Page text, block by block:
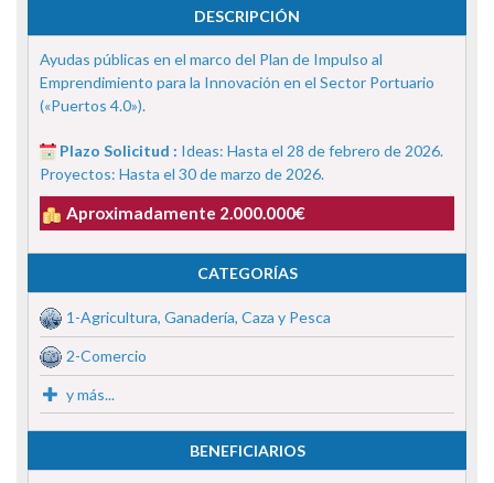
DESCRIPCIÓN
Ayudas públicas en el marco del Plan de Impulso al
Emprendimiento para la Innovación en el Sector Portuario
(«Puertos 4.0»).
Plazo Solicitud : Ideas: Hasta el 28 de febrero de 2026.
Proyectos: Hasta el 30 de marzo de 2026.
Aproximadamente 2.000.000€
CATEGORÍAS
1-Agricultura, Ganadería, Caza y Pesca
2-Comercio
y más...
BENEFICIARIOS